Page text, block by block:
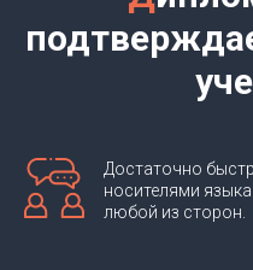
Достаточно
носителями
любой из сторон.